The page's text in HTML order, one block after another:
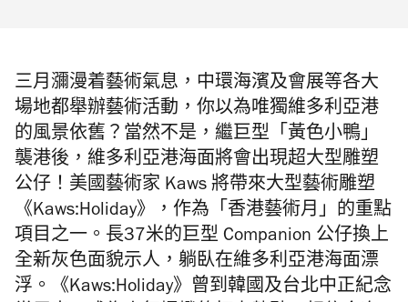
三月瀰漫着藝術氣息，中環海濱及會展等各大
場地都舉辦藝術活動，你以為唯獨維多利亞港
的風景依舊？當然不是，繼巨型「黃色小鴨」
襲港後，維多利亞港海面將會出現超大型雕塑
公仔！美國藝術家 Kaws 將帶來大型藝術雕塑
《Kaws:Holiday》，作為「香港藝術月」的重點
項目之一。長37米的巨型 Companion 公仔換上
全新灰色面貌示人，躺臥在維多利亞港海面漂
浮。《Kaws:Holiday》曾到韓國及台北中正紀念